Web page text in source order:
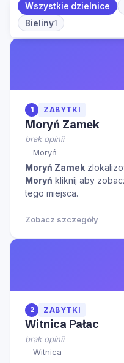
Wszystkie dzielnice
Bieliny1
1 ZABYTKI
Moryń Zamek
brak opinii
Moryń
Moryń Zamek
Moryń kliknij aby
tego miejsca.
Zobacz szczegóły
2 ZABYTKI
Witnica Pałac
brak opinii
Witnica